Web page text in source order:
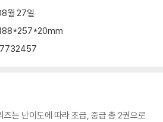
월 27일
는 난이도에 따라 초급, 중급 총 2권으로